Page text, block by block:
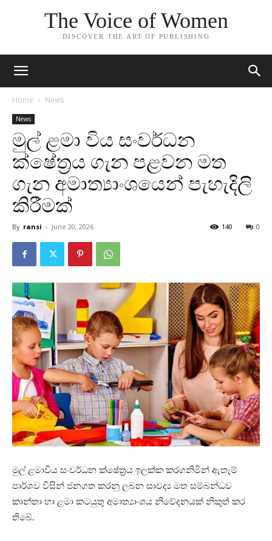
The Voice of Women
DISCOVER THE ART OF PUBLISHING
Home News
News
මුල් ළමා විය සංවර්ධන
ක්ෂේත්‍රය ගැන පළවන මත
ගැන අමාත්‍යාංශයෙන් පැහැදිලි
කිරීමක්
By ransi - June 20, 2026 0
140
මුල් ළමාවිය සංවර්ධන ක්ෂේත්‍රය ඉලක්ක කරගනිමින් ඇතැම්
පාර්ශව විසින් ජනගත කරනු ලබන සාවද්‍ය මත සම්බන්ධව
කාන්තා හා ළමා කටයුතු අමාත්‍යාංශය නිවේදනයක් නිකුත් කර
තිබේ.